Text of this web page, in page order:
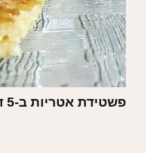
פשטידת אטריות ב-5 דקות מ-2 מצרכים